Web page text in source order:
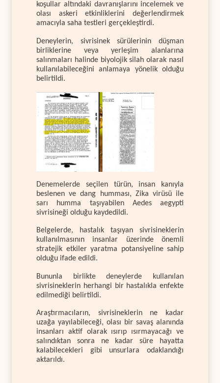
koşullar altındaki davranışlarını incelemek ve
olası askeri etkinliklerini değerlendirmek
amacıyla saha testleri gerçekleştirdi.
Deneylerin, sivrisinek sürülerinin düşman
birliklerine veya yerleşim alanlarına
salınmaları halinde biyolojik silah olarak nasıl
kullanılabileceğini anlamaya yönelik olduğu
belirtildi.
Denemelerde seçilen türün, insan kanıyla
beslenen ve dang humması, Zika virüsü ile
sarı humma taşıyabilen Aedes aegypti
sivrisineği olduğu kaydedildi.
Belgelerde, hastalık taşıyan sivrisineklerin
kullanılmasının insanlar üzerinde önemli
stratejik etkiler yaratma potansiyeline sahip
olduğu ifade edildi.
Bununla birlikte deneylerde kullanılan
sivrisineklerin herhangi bir hastalıkla enfekte
edilmediği belirtildi.
Araştırmacıların, sivrisineklerin ne kadar
uzağa yayılabileceği, olası bir savaş alanında
insanları aktif olarak ısırıp ısırmayacağı ve
salındıktan sonra ne kadar süre hayatta
kalabilecekleri gibi unsurlara odaklandığı
aktarıldı.